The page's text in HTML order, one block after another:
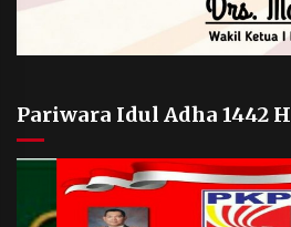
Pariwara Idul Adha 1442 H